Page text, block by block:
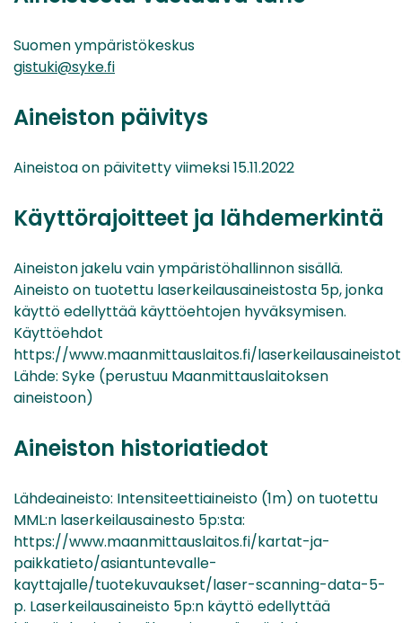
Suomen ympäristökeskus
gistuki@syke.fi
Aineiston päivitys
Aineistoa on päivitetty viimeksi 15.11.2022
Käyttörajoitteet ja lähdemerkintä
Aineiston jakelu vain ympäristöhallinnon sisällä.
Aineisto on tuotettu laserkeilausaineistosta 5p, jonka
käyttö edellyttää käyttöehtojen hyväksymisen.
Käyttöehdot
https://www.maanmittauslaitos.fi/
Lähde: Syke (perustuu Maanmittauslaitoksen
aineistoon)
Aineiston historiatiedot
Lähdeaineisto: Intensiteettiaineisto (1m) on tuotettu
MML:n laserkeilausainesto 5p:sta:
https://www.maanmittauslaitos.fi/kartat-ja-
paikkatieto/asiantuntevalle-
kayttajalle/tuotekuvaukset/laser-scanning-data-5-
p. Laserkeilausaineisto 5p:n käyttö edellyttää